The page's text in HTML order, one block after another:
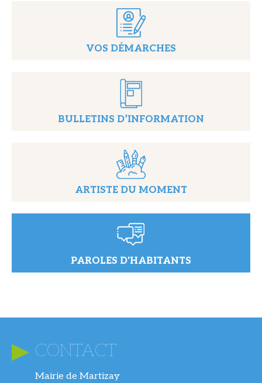
VOS DÉMARCHES
BULLETINS D’INFORMATION
ARTISTE DU MOMENT
PAROLES D'HABITANTS
CONTACT
Mairie de Martizay